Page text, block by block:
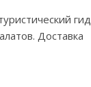
гид
Доставка